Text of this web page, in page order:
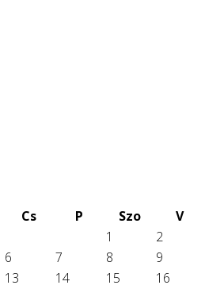
Cs P Szo
V
1
2
6 7 8
9
13 14 15
16